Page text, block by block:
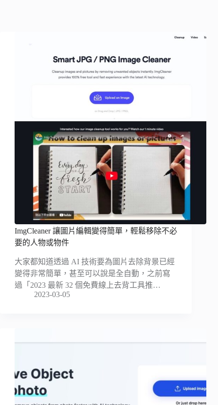
ImgCleaner 讓圖片編輯變得簡單，輕鬆移除不必
要的人物或物件
大家都知道透過 AI 技術要為圖片去除背景已經
變得非常簡單，甚至可以說是全自動，之前寫
過「2023 最新 32 個免費線上去背工具推…
2023-03-05